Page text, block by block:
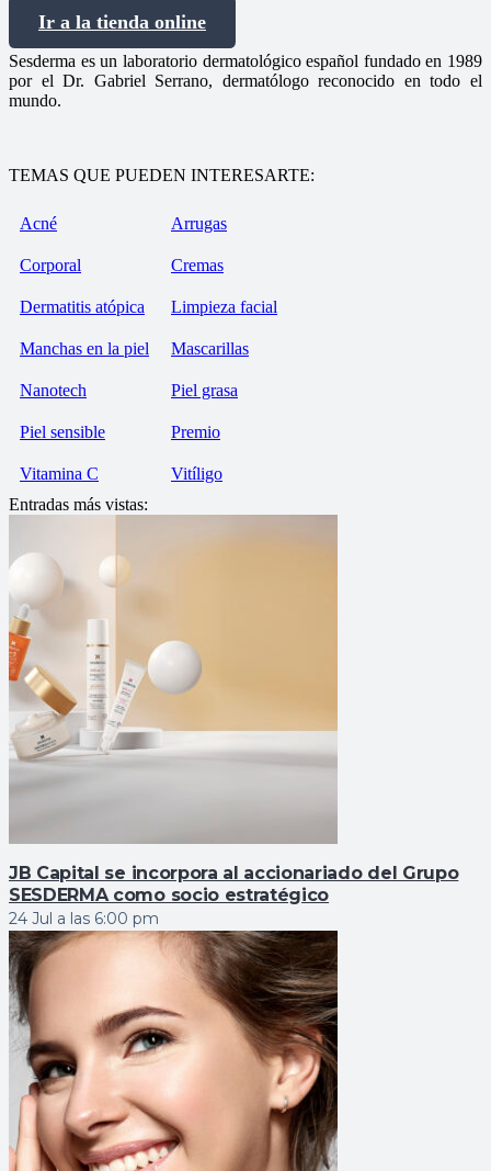
Ir a la tienda online
Sesderma es un laboratorio dermatológico español fundado en 1989
por el Dr. Gabriel Serrano, dermatólogo reconocido en todo el
mundo.
TEMAS QUE PUEDEN INTERESARTE:
Acné Arrugas
Corporal Cremas
Dermatitis atópica Limpieza facial
Manchas en la piel Mascarillas
Nanotech Piel grasa
Piel sensible Premio
Vitamina C
Vitíligo
Entradas más vistas:
JB Capital se incorpora al accionariado del Grupo
SESDERMA como socio estratégico
24 Jul a las 6:00 pm